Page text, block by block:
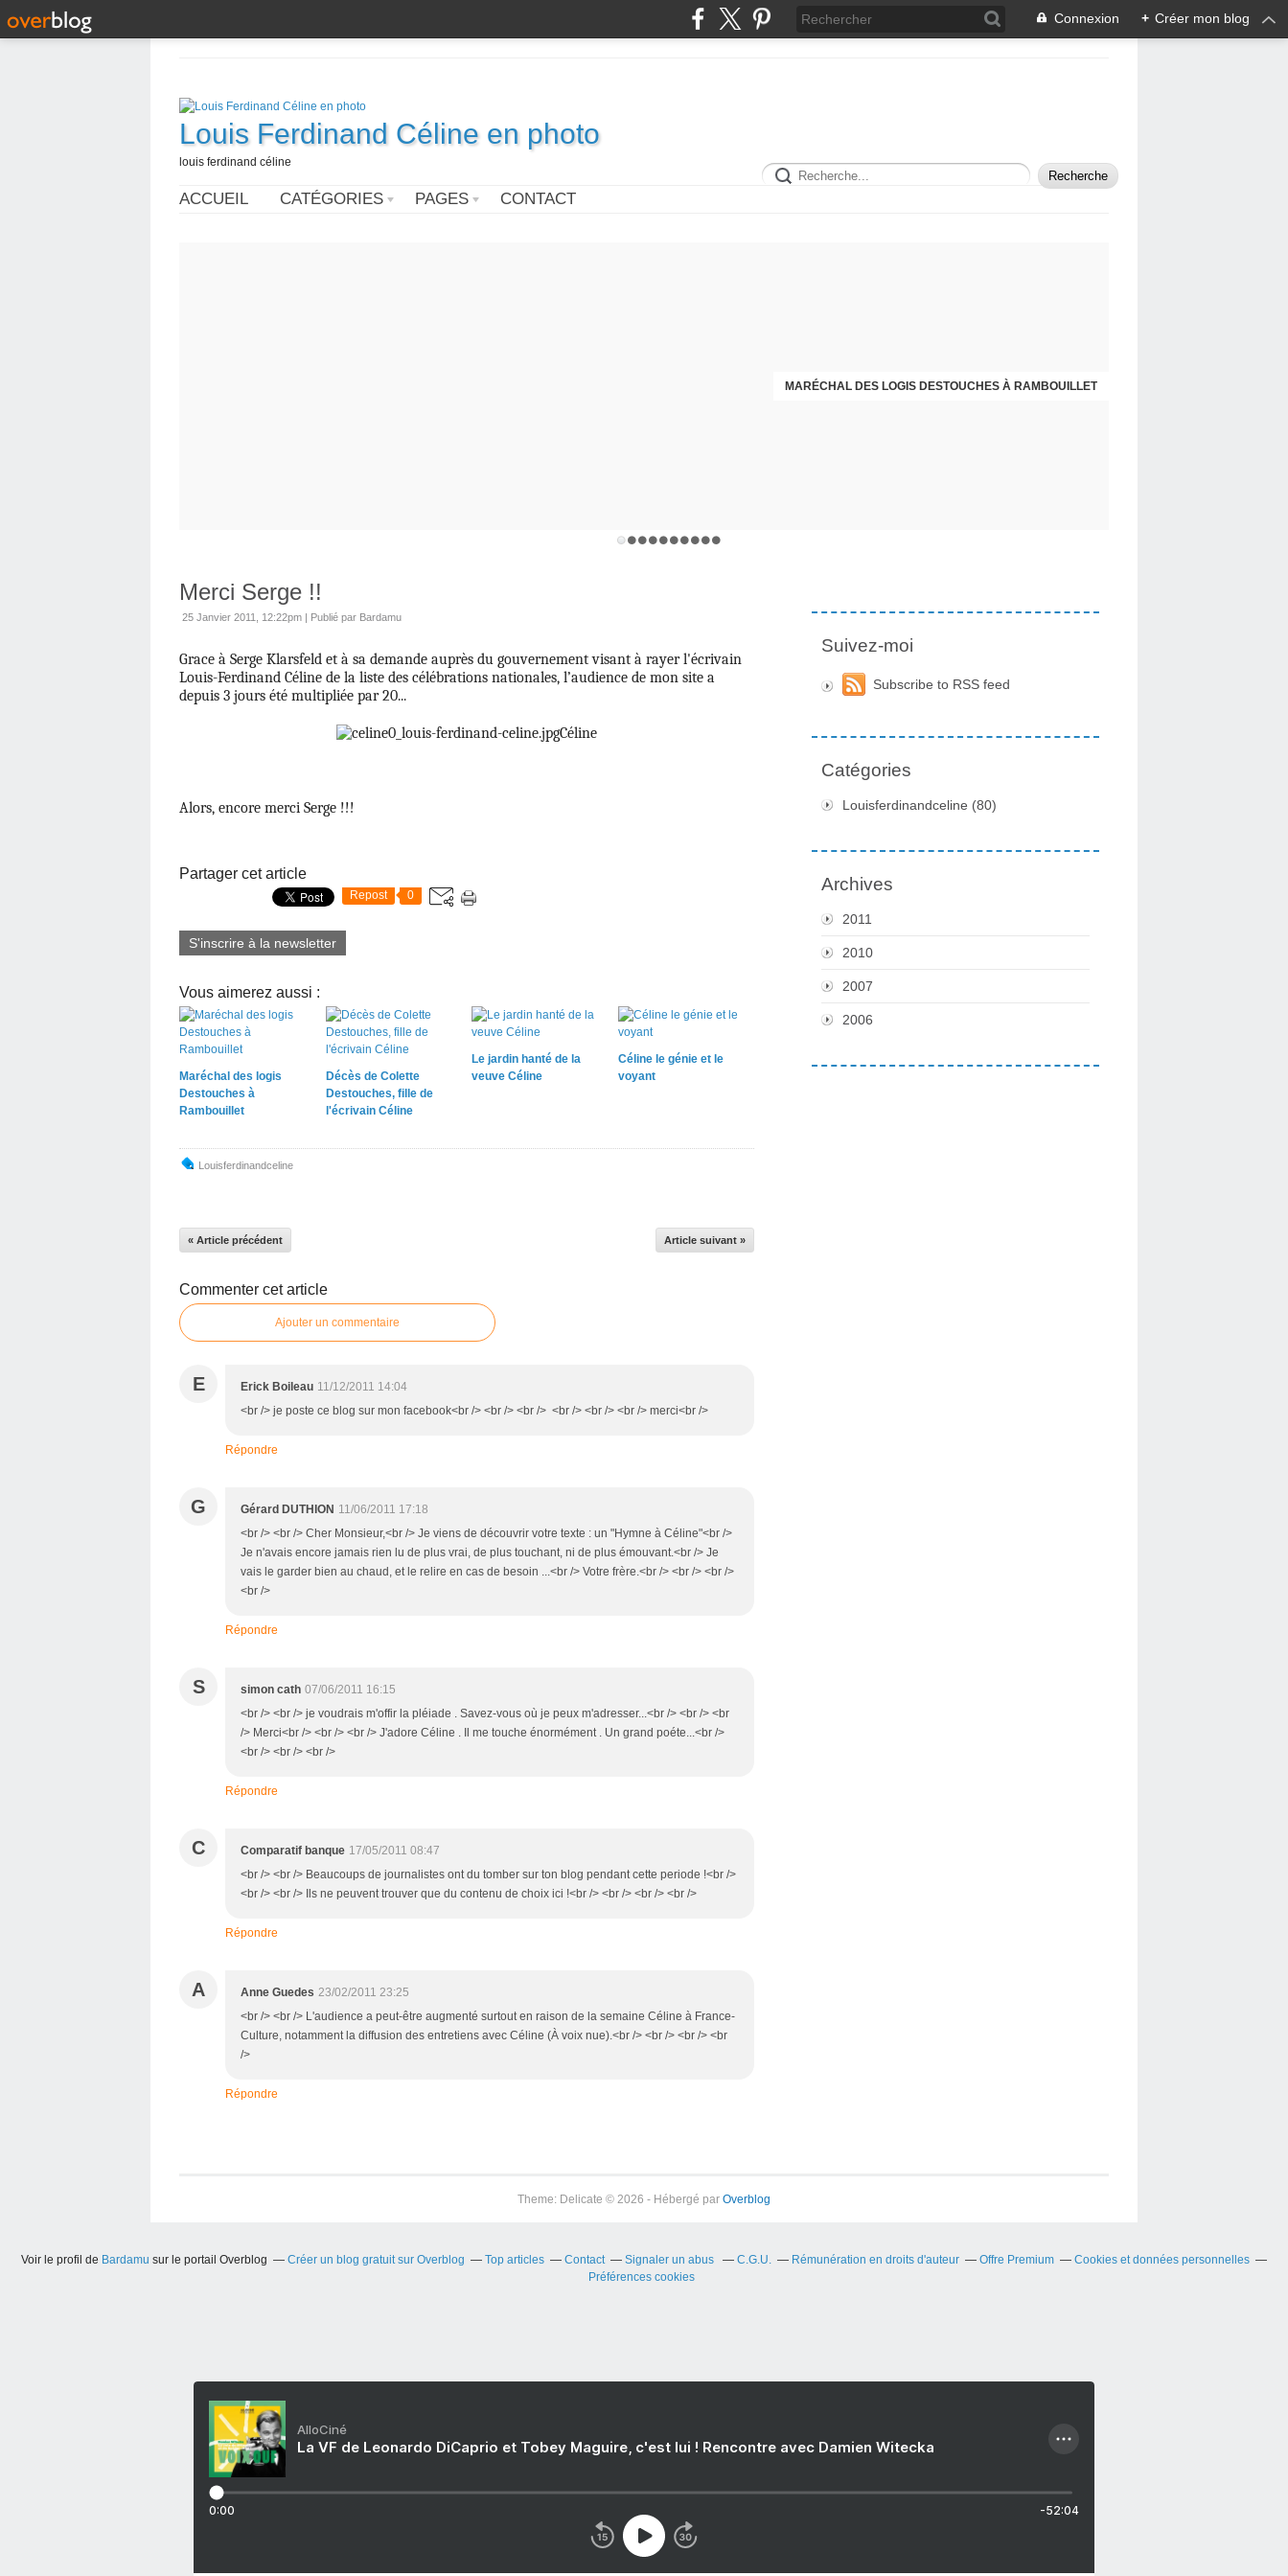
Connexion + Créer mon blog
Louis Ferdinand Céline en photo
louis ferdinand céline
ACCUEIL CATÉGORIES PAGES CONTACT
MARÉCHAL DES LOGIS DESTOUCHES À RAMBOUILLET
DÉCÈS DE COLETTE DESTOUCHES, FILLE DE L'ÉCRIVAIN CÉLINE
Merci Serge !!
25 Janvier 2011, 12:22pm | Publié par Bardamu
Grace à Serge Klarsfeld et à sa demande auprès du gouvernement visant à rayer l'écrivain
Louis-Ferdinand Céline de la liste des célébrations nationales, l’audience de mon site a
depuis 3 jours été multipliée par 20...
Céline
Alors, encore merci Serge !!!
Partager cet article
Repost 0
S'inscrire à la newsletter
Vous aimerez aussi :
Maréchal des logis
Destouches à
Rambouillet
Décès de Colette
Destouches, fille de
l'écrivain Céline
Le jardin hanté de la
veuve Céline
Céline le génie et le
voyant
Louisferdinandceline
« Article précédent Article suivant »
Commenter cet article
Ajouter un commentaire
E Erick Boileau 11/12/2011 14:04
<br /> je poste ce blog sur mon facebook<br /> <br /> <br /> <br /> <br /> <br /> merci<br />
Répondre
G Gérard DUTHION 11/06/2011 17:18
<br /> <br /> Cher Monsieur,<br /> Je viens de découvrir votre texte : un "Hymne à Céline"<br />
Je n'avais encore jamais rien lu de plus vrai, de plus touchant, ni de plus émouvant.<br /> Je
vais le garder bien au chaud, et le relire en cas de besoin ...<br /> Votre frère.<br /> <br /> <br />
<br />
Répondre
S simon cath 07/06/2011 16:15
<br /> <br /> je voudrais m'offir la pléiade . Savez-vous où je peux m'adresser...<br /> <br /> <br
/> Merci<br /> <br /> <br /> J'adore Céline . Il me touche énormément . Un grand poéte...<br />
<br /> <br /> <br />
Répondre
C Comparatif banque 17/05/2011 08:47
<br /> <br /> Beaucoups de journalistes ont du tomber sur ton blog pendant cette periode !<br />
<br /> <br /> Ils ne peuvent trouver que du contenu de choix ici !<br /> <br /> <br /> <br />
Répondre
A Anne Guedes 23/02/2011 23:25
<br /> <br /> L'audience a peut-être augmenté surtout en raison de la semaine Céline à France-
Culture, notamment la diffusion des entretiens avec Céline (À voix nue).<br /> <br /> <br /> <br
/>
Répondre
Suivez-moi
Subscribe to RSS feed
Catégories
Louisferdinandceline (80)
Archives
2011
2010
2007
2006
Theme: Delicate © 2026 - Hébergé par Overblog
Voir le profil de Bardamu sur le portail Overblog Créer un blog gratuit sur Overblog Top articles Contact Signaler un abus C.G.U. Rémunération en droits d'auteur Offre Premium
Cookies et données personnelles
Préférences cookies
AlloCiné
La VF de Leonardo DiCaprio et Tobey Maguire, c'est lui ! Rencontre avec Damien Witecka
0:00 -52:04